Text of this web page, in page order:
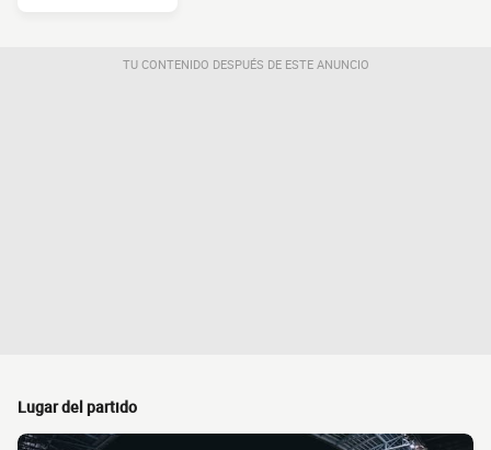
TU CONTENIDO DESPUÉS DE ESTE ANUNCIO
Lugar del partido